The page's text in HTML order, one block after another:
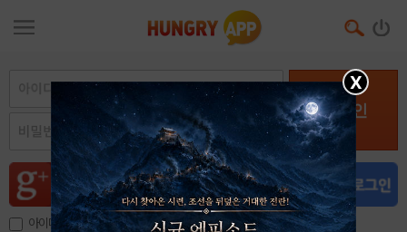
로그인
아이디, 이메일 저장
X